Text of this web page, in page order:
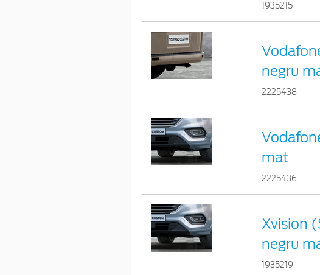
1935215
negru
2225438
mat
2225436
Xvision
negru
1935219